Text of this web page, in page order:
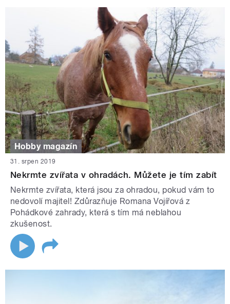
Hobby magazín
31. srpen 2019
Nekrmte zvířata v ohradách. Můžete je tím zabít
Nekrmte zvířata, která jsou za ohradou, pokud vám to
nedovolí majitel! Zdůrazňuje Romana Vojířová z
Pohádkové zahrady, která s tím má neblahou
zkušenost.